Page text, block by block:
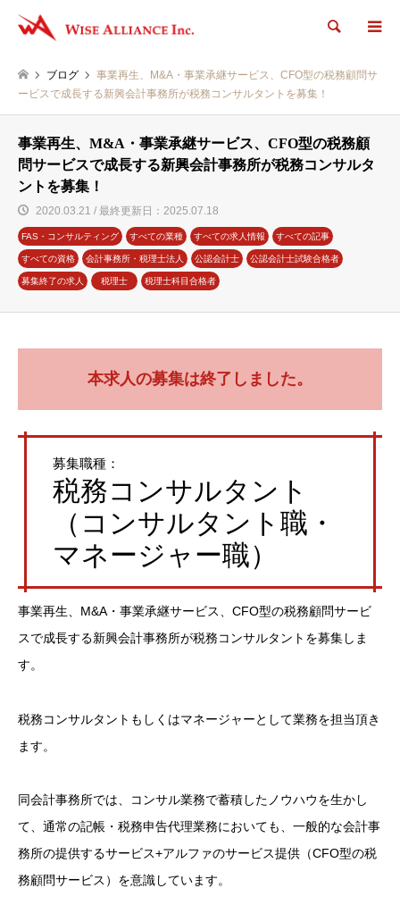
検索
ブログ
事業再生、M&A・事業承継サービス、CFO型の税務顧問サ
ービスで成長する新興会計事務所が税務コンサルタントを募集！
事業再生、M&A・事業承継サービス、CFO型の税務顧
問サービスで成長する新興会計事務所が税務コンサルタ
ントを募集！
2020.03.21 / 最終更新日：2025.07.18
FAS・コンサルティング すべての業種 すべての求人情報 すべての記事
すべての資格 会計事務所・税理士法人 公認会計士 公認会計士試験合格者
募集終了の求人 税理士 税理士科目合格者
本求人の募集は終了しました。
募集職種：
税務コンサルタント
（コンサルタント職・
マネージャー職）
事業再生、M&A・事業承継サービス、CFO型の税務顧問サービ
スで成長する新興会計事務所が税務コンサルタントを募集しま
す。
税務コンサルタントもしくはマネージャーとして業務を担当頂き
ます。
同会計事務所では、コンサル業務で蓄積したノウハウを生かし
て、通常の記帳・税務申告代理業務においても、一般的な会計事
務所の提供するサービス+アルファのサービス提供（CFO型の税
務顧問サービス）を意識しています。